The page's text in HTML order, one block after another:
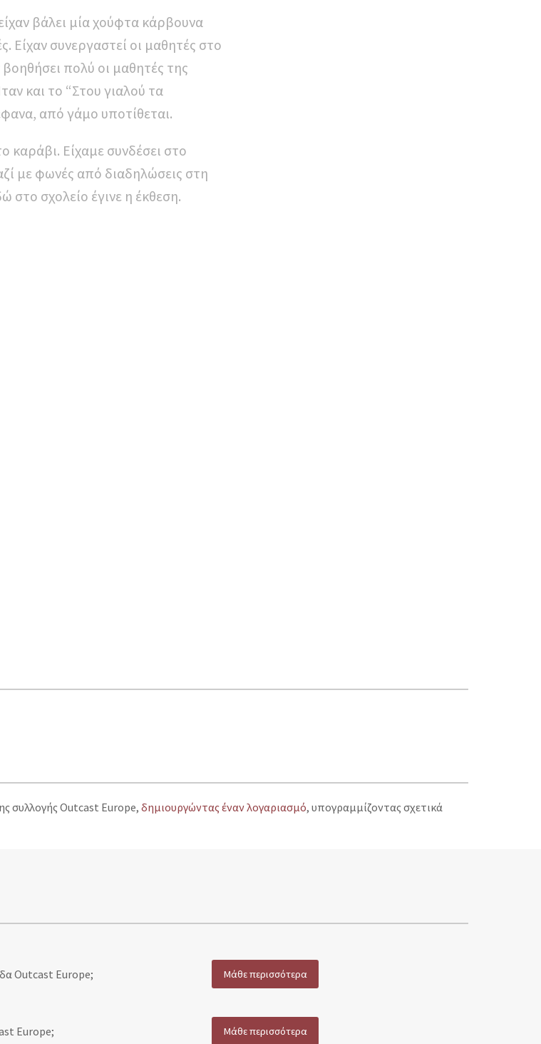
βάλει μία χούφτα κάρβουνα
Είχαν συνεργαστεί οι μαθητές στο
πολύ οι μαθητές της
και το “Στου γιαλού τα
από γάμο υποτίθεται.
καράβι. Είχαμε συνδέσει στο
με φωνές από διαδηλώσεις στη
σχολείο έγινε η έκθεση.
συλλογής Outcast Europe, δημιουργώντας έναν λογαριασμό, υπογραμμίζοντας σχετικά
Outcast Europe; Μάθε περισσότερα
Europe; Μάθε περισσότερα